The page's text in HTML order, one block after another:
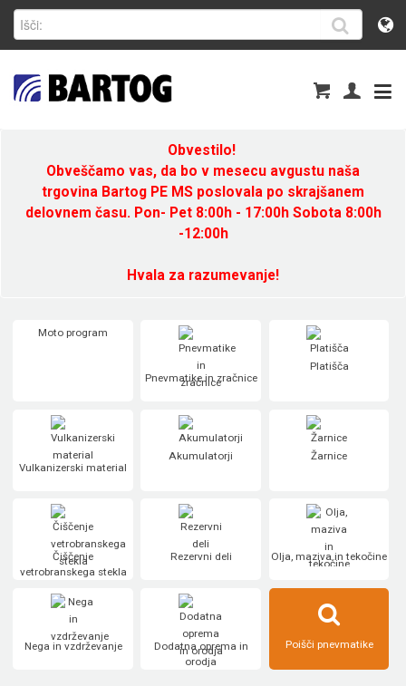
Obvestilo!
Obveščamo vas, da bo v mesecu avgustu naša
trgovina Bartog PE MS poslovala po skrajšanem
delovnem času. Pon- Pet 8:00h - 17:00h Sobota 8:00h
-12:00h
Hvala za razumevanje!
Moto program
Pnevmatike in zračnice
Platišča
Vulkanizerski material
Akumulatorji Žarnice
Čiščenje
vetrobranskega stekla
Rezervni deli Olja, maziva in tekočine
Nega in vzdrževanje
Dodatna oprema in
orodja
Poišči pnevmatike